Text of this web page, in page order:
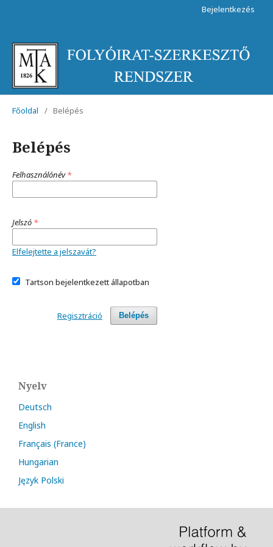
Bejelentkezés
Főoldal / Belépés
Belépés
Felhasználónév*
Jelszó *
Elfelejtette a jelszavát?
Tartson bejelentkezett állapotban
Belépés
Regisztráció
Nyelv
Deutsch
English
Français (France)
Hungarian
Język Polski